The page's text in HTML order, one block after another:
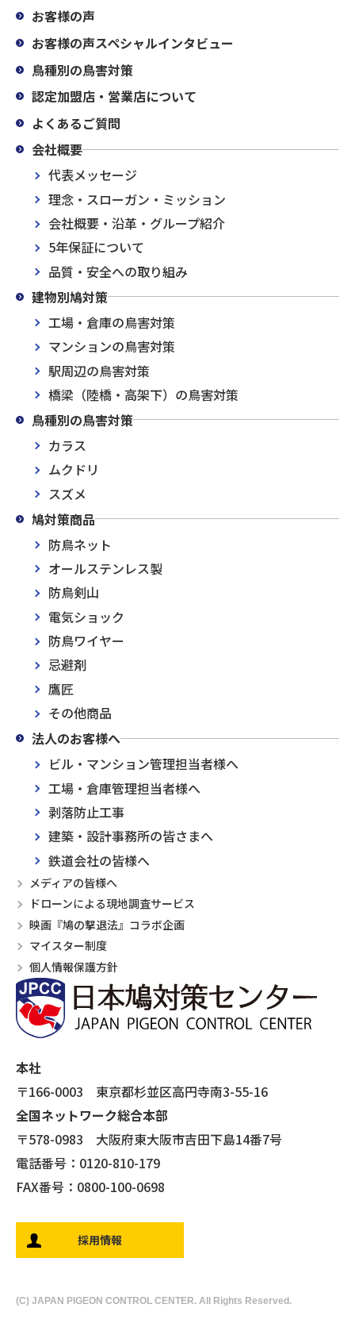
本社
〒166-0003 東京都杉並区高円寺南3-55-16
全国ネットワーク総合本部
〒578-0983 大阪府東大阪市吉田下島14番7号
電話番号：0120-810-179
FAX番号：0800-100-0698
採用情報
(C) JAPAN PIGEON CONTROL CENTER. All Rights Reserved.
お客様の声
お客様の声スペシャルインタビュー
鳥種別の鳥害対策
認定加盟店・営業店について
よくあるご質問
会社概要
代表メッセージ
理念・スローガン・ミッション
会社概要・沿革・グループ紹介
5年保証について
品質・安全への取り組み
建物別鳩対策
工場・倉庫の鳥害対策
マンションの鳥害対策
駅周辺の鳥害対策
橋梁（陸橋・高架下）の鳥害対策
鳥種別の鳥害対策
カラス
ムクドリ
スズメ
鳩対策商品
防鳥ネット
オールステンレス製
防鳥剣山
電気ショック
防鳥ワイヤー
忌避剤
鷹匠
その他商品
法人のお客様へ
ビル・マンション管理担当者様へ
工場・倉庫管理担当者様へ
剥落防止工事
建築・設計事務所の皆さまへ
鉄道会社の皆様へ
メディアの皆様へ
ドローンによる現地調査サービス
映画『鳩の撃退法』コラボ企画
マイスター制度
個人情報保護方針